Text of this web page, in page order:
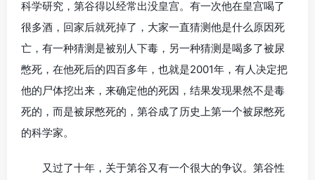
科学研究，第谷得以经常出没皇宫。有一次他在皇宫喝了
很多酒，回家后就死掉了，大家一直猜测他是什么原因死
亡，有一种猜测是被别人下毒，另一种猜测是喝多了被尿
憋死，在他死后的四百多年，也就是2001年，有人决定把
他的尸体挖出来，来确定他的死因，结果发现果然不是毒
死的，而是被尿憋死的，第谷成了历史上第一个被尿憋死
的科学家。
又过了十年，关于第谷又有一个很大的争议。第谷性